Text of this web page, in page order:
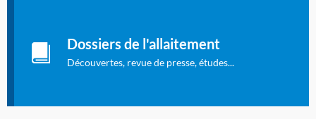
Dossiers de l'allaitement
Découvertes, revue de presse, études...
dernières études sur l'allaitement publiées dans la presse
internationale.